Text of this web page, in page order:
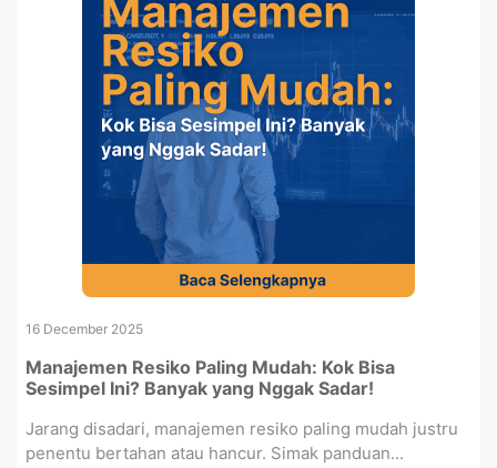
16 December 2025
Manajemen Resiko Paling Mudah: Kok Bisa
Sesimpel Ini? Banyak yang Nggak Sadar!
Jarang disadari, manajemen resiko paling mudah justru
penentu bertahan atau hancur. Simak panduan...